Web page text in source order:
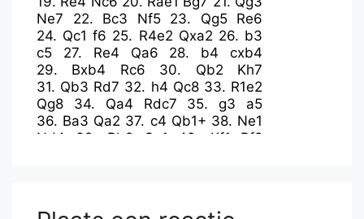
Ne7
22. Bc3 Nf5 23. Qg5
Re6
24. Qc1 f6 25. R4e2 Qxa2 26. b3
c5
27. Re4 Qa6 28. b4
cxb4
29. Bxb4 Rc6 30. Qb2
Kh7
31. Qb3 Rd7 32. h4 Qc8 33. R1e2
Qg8
34. Qa4 Rdc7 35.g3
a5
36. Ba3 Qa2 37. c4 Qb1+ 38. Ne1
Nd4
39. Rb2 Qa1 40. Kf1
Bf8